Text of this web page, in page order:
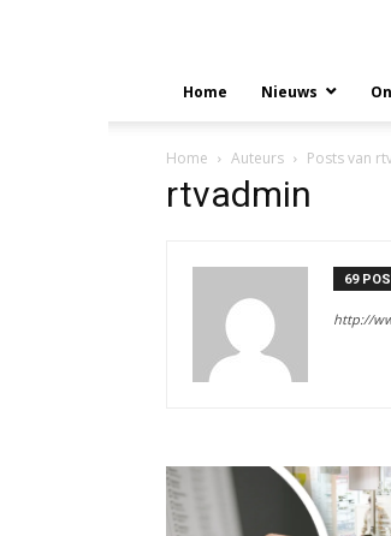
Home Nieuws
Home Auteurs Posts van
rtvadmin
69
http://